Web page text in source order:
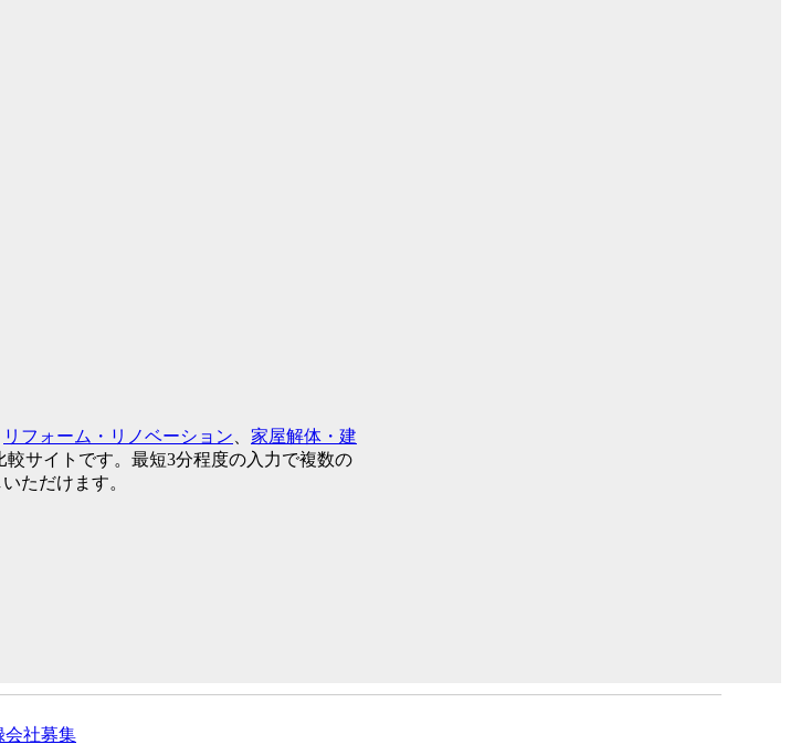
リフォーム・リノベーション
家屋解体・建
サイトです。最短3分程度の入力で複数の
ただけます。